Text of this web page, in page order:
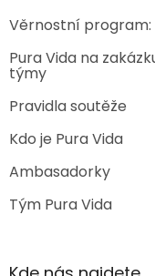
Věrnostní program:
Pura Vida na
týmy
Pravidla soutěže
Kdo je Pura Vida
Ambasadorky
Tým Pura Vida